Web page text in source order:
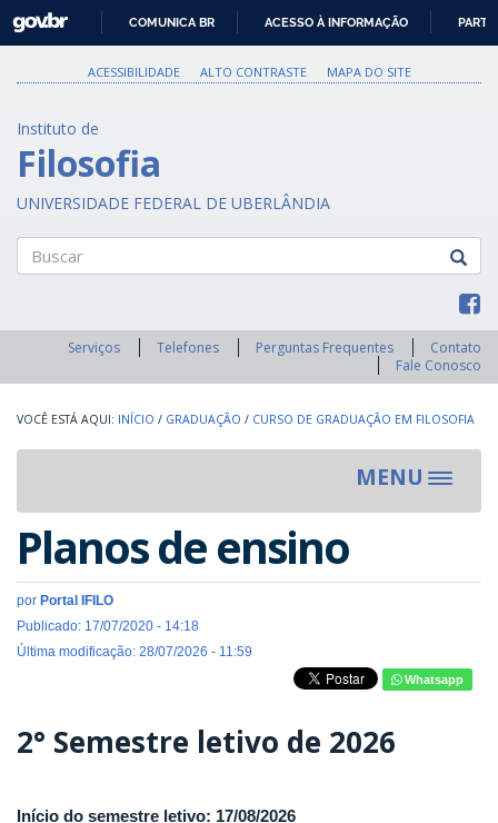
PARA
O
GOVBR
COMUNICA BR ACESSO À INFORMAÇÃO
ACESSIBILIDADE ALTO CONTRASTE MAPA DO SITE
Instituto de
Filosofia
UNIVERSIDADE FEDERAL DE UBERLÂNDIA
Serviços Telefones Perguntas Frequentes
Contato
Fale Conosco
INÍCIO / GRADUAÇÃO / CURSO DE GRADUAÇÃO EM FILOSOFIA
MENU
Toggle
Planos de ensino
por Portal IFILO
Publicado: 17/07/2020 - 14:18
Última modificação: 28/07/2026 - 11:59
Whatsapp
2° Semestre letivo de 2026
Início do semestre letivo: 17/08/2026